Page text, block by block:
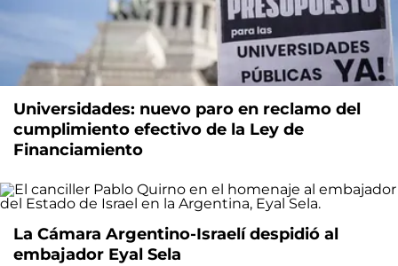
Universidades: nuevo paro en reclamo del
cumplimiento efectivo de la Ley de
Financiamiento
La Cámara Argentino-Israelí despidió al
embajador Eyal Sela